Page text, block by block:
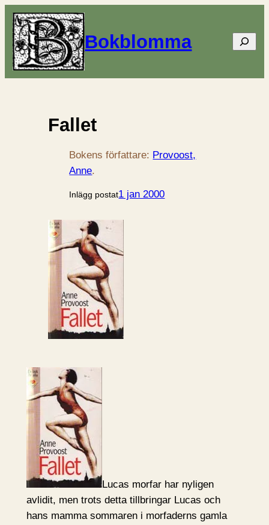
Bokblomma Sök
Fallet
Bokens författare: Provoost,
Anne.
Inlägg postat1 jan 2000
Lucas morfar har nyligen
avlidit, men trots detta tillbringar Lucas och
hans mamma sommaren i morfaderns gamla